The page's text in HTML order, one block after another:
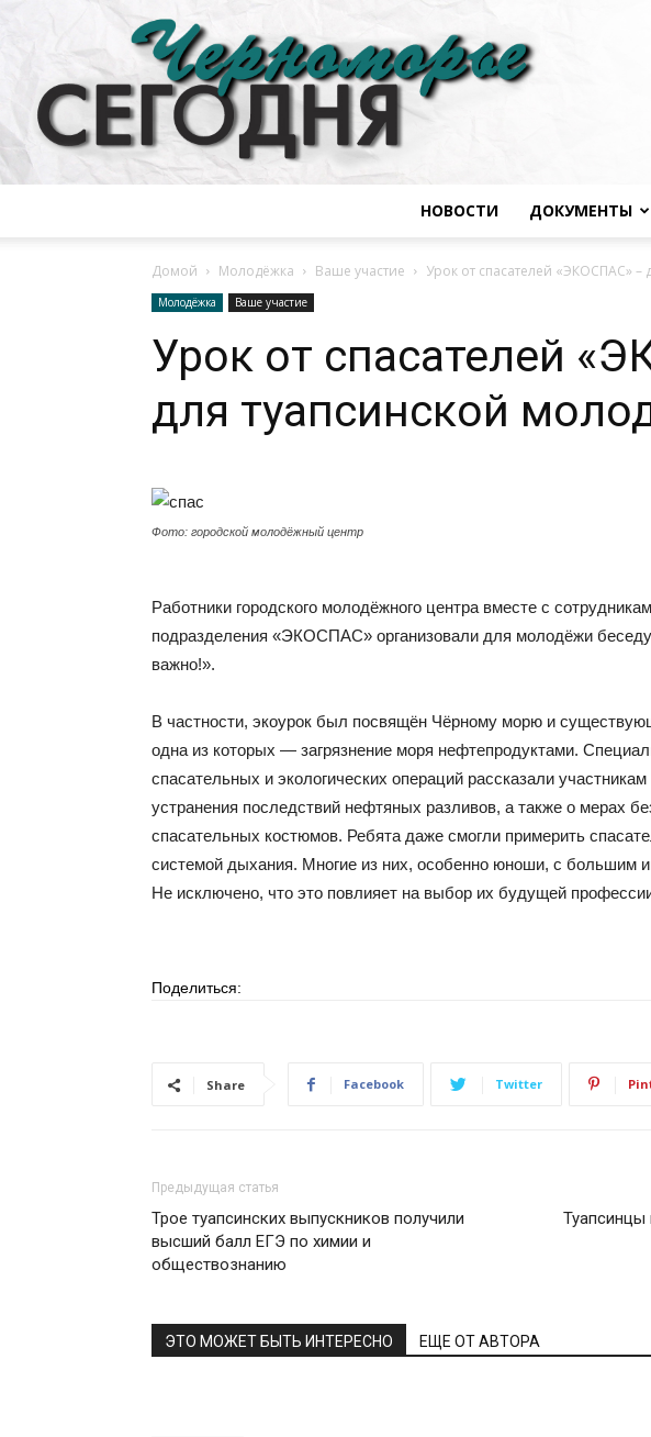
НОВОСТИ ДОКУМЕНТЫ
Домой Молодёжка Ваше участие Урок от спасателей «ЭКОСПАС» –
Молодёжка Ваше участие
Урок от спасателей
для туапсинской
Фото: городской молодёжный центр
Работники городского молодёжного центра вместе с
подразделения «ЭКОСПАС» организовали для молодёжи
важно!».
В частности, экоурок был посвящён Чёрному морю и
одна из которых — загрязнение моря нефтепродуктами.
спасательных и экологических операций рассказали
устранения последствий нефтяных разливов, а также о мерах
спасательных костюмов. Ребята даже смогли примерить
системой дыхания. Многие из них, особенно юноши, с большим
Не исключено, что это повлияет на выбор их будущей
Поделиться:
Share Facebook Twitter
Предыдущая статья
Трое туапсинских выпускников получили
высший балл ЕГЭ по химии и
обществознанию
Туапсинцы
ЭТО МОЖЕТ БЫТЬ ИНТЕРЕСНО ЕЩЕ ОТ АВТОРА